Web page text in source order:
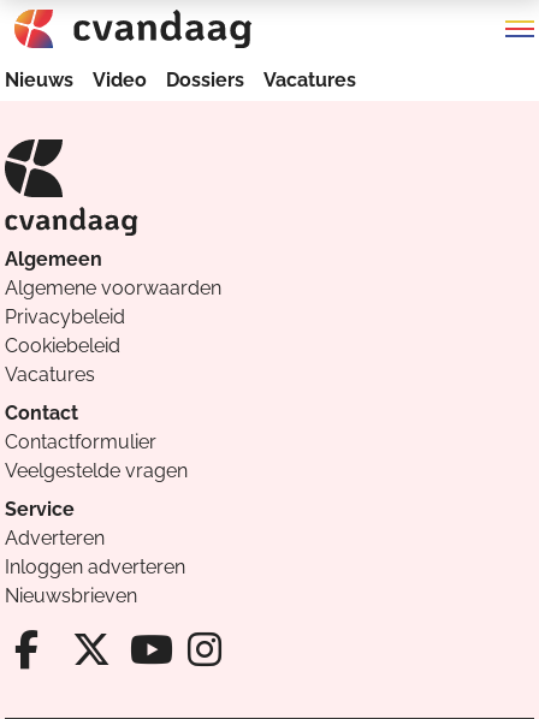
Nieuws Video Dossiers Vacatures
Algemeen
Algemene voorwaarden
Privacybeleid
Cookiebeleid
Vacatures
Contact
Contactformulier
Veelgestelde vragen
Service
Adverteren
Inloggen adverteren
Nieuwsbrieven
Facebook van Cvandaag
X van Cvandaag
Instagram van